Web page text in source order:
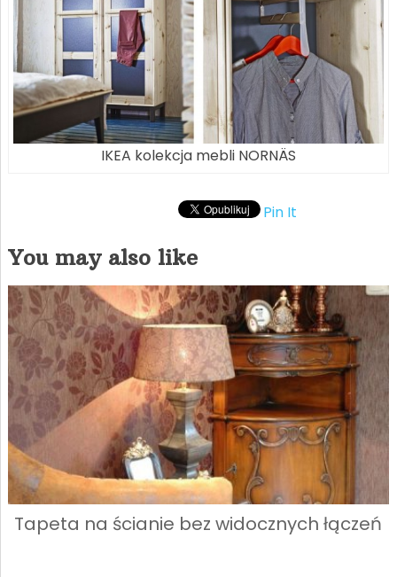
IKEA kolekcja mebli NORNÄS
Pin It
You may also like
Tapeta na ścianie bez widocznych łączeń